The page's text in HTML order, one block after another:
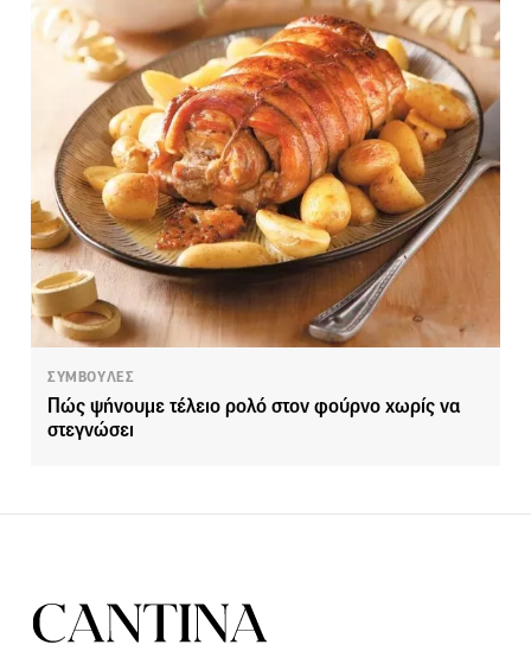
ΣΥΜΒΟΥΛΕΣ
Πώς ψήνουμε τέλειο ρολό στον φούρνο χωρίς να
στεγνώσει